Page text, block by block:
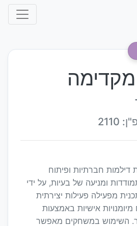
דילמות חברתיות ופיתוח
ומניעה של בעיות, על ידי
מפעילה פעילות יצירתית
אישיות באמצעות
השימוש במשחקים מאפשר